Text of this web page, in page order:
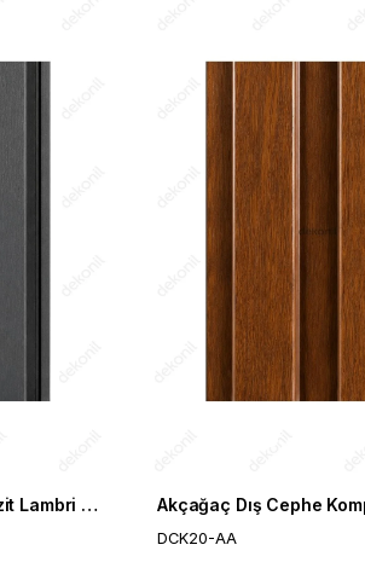
Antrasit Dış Cephe Kompozit Lambri Kaplaması 20cm
DCK20-AA